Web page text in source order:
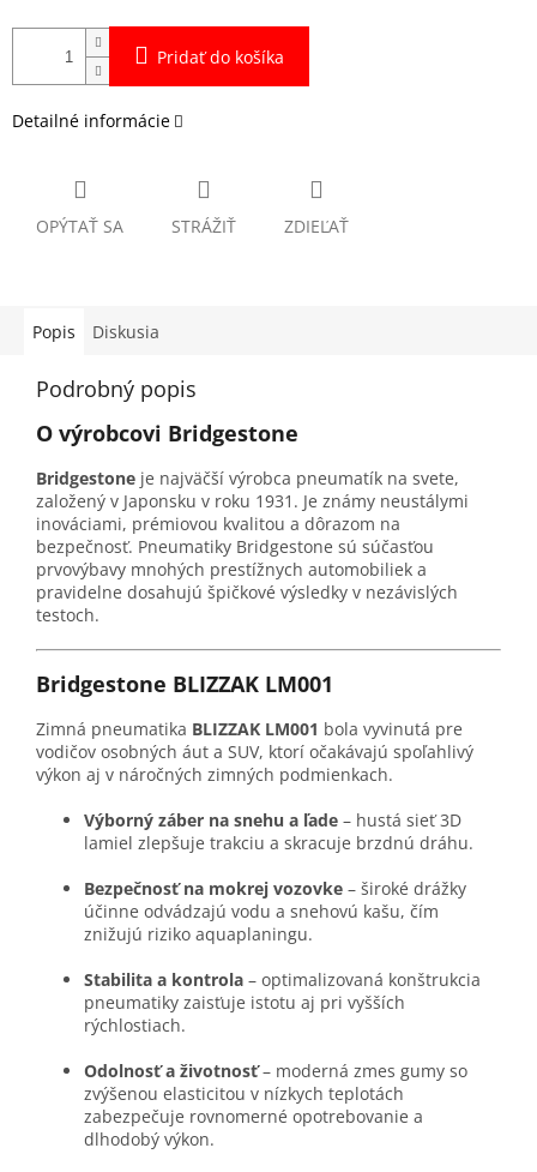
Pridať do košíka
Detailné informácie
OPÝTAŤ SA STRÁŽIŤ ZDIEĽAŤ
Popis Diskusia
Podrobný popis
O výrobcovi Bridgestone
Bridgestone je najväčší výrobca pneumatík na svete,
založený v Japonsku v roku 1931. Je známy neustálymi
inováciami, prémiovou kvalitou a dôrazom na
bezpečnosť. Pneumatiky Bridgestone sú súčasťou
prvovýbavy mnohých prestížnych automobiliek a
pravidelne dosahujú špičkové výsledky v nezávislých
testoch.
Bridgestone BLIZZAK LM001
Zimná pneumatika BLIZZAK LM001 bola vyvinutá pre
vodičov osobných áut a SUV, ktorí očakávajú spoľahlivý
výkon aj v náročných zimných podmienkach.
Výborný záber na snehu a ľade – hustá sieť 3D
lamiel zlepšuje trakciu a skracuje brzdnú dráhu.
Bezpečnosť na mokrej vozovke – široké drážky
účinne odvádzajú vodu a snehovú kašu, čím
znižujú riziko aquaplaningu.
Stabilita a kontrola – optimalizovaná konštrukcia
pneumatiky zaisťuje istotu aj pri vyšších
rýchlostiach.
Odolnosť a životnosť– moderná zmes gumy so
zvýšenou elasticitou v nízkych teplotách
zabezpečuje rovnomerné opotrebovanie a
dlhodobý výkon.